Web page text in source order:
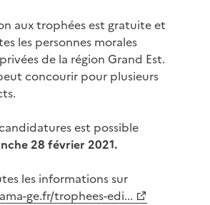
aux trophées est gratuite et
les personnes morales
de la région Grand Est.
concourir pour plusieurs
est possible
28 février 2021.
les informations sur
ge.fr/trophees-edi...